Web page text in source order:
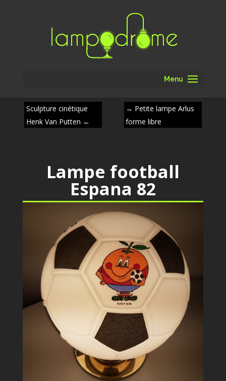
Menu
Sculpture cinétique
Henk Van Putten ←
→ Petite lampe Arlus
forme libre
Lampe football
Espana 82